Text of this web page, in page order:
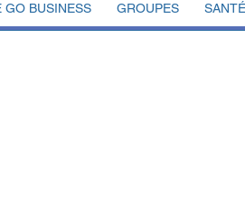
GO BUSINESS GROUPES SANTÉ